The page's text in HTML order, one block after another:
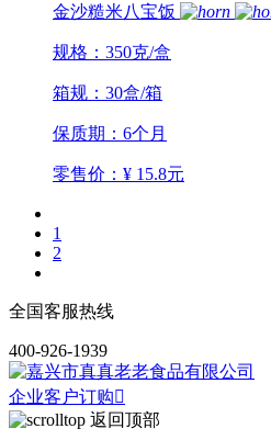
金沙糙米八宝饭
规格：350克/盒
箱规：30盒/箱
保质期：6个月
零售价：¥ 15.8元
1
2
全国客服热线
400-926-1939
企业客户订购
返回顶部